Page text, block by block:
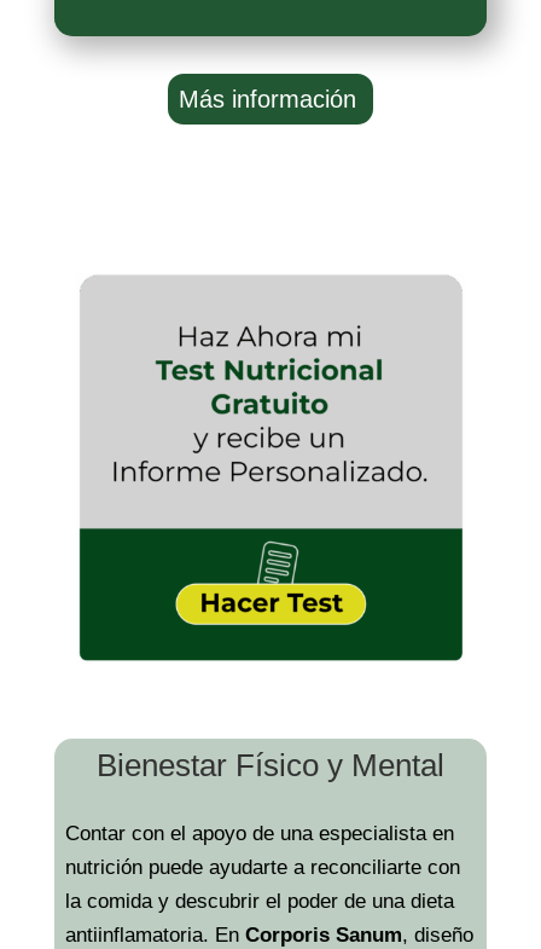
Más información
Bienestar Físico y Mental
Contar con el apoyo de una especialista en
nutrición puede ayudarte a reconciliarte con
la comida y descubrir el poder de una dieta
antiinflamatoria. En Corporis Sanum, diseño